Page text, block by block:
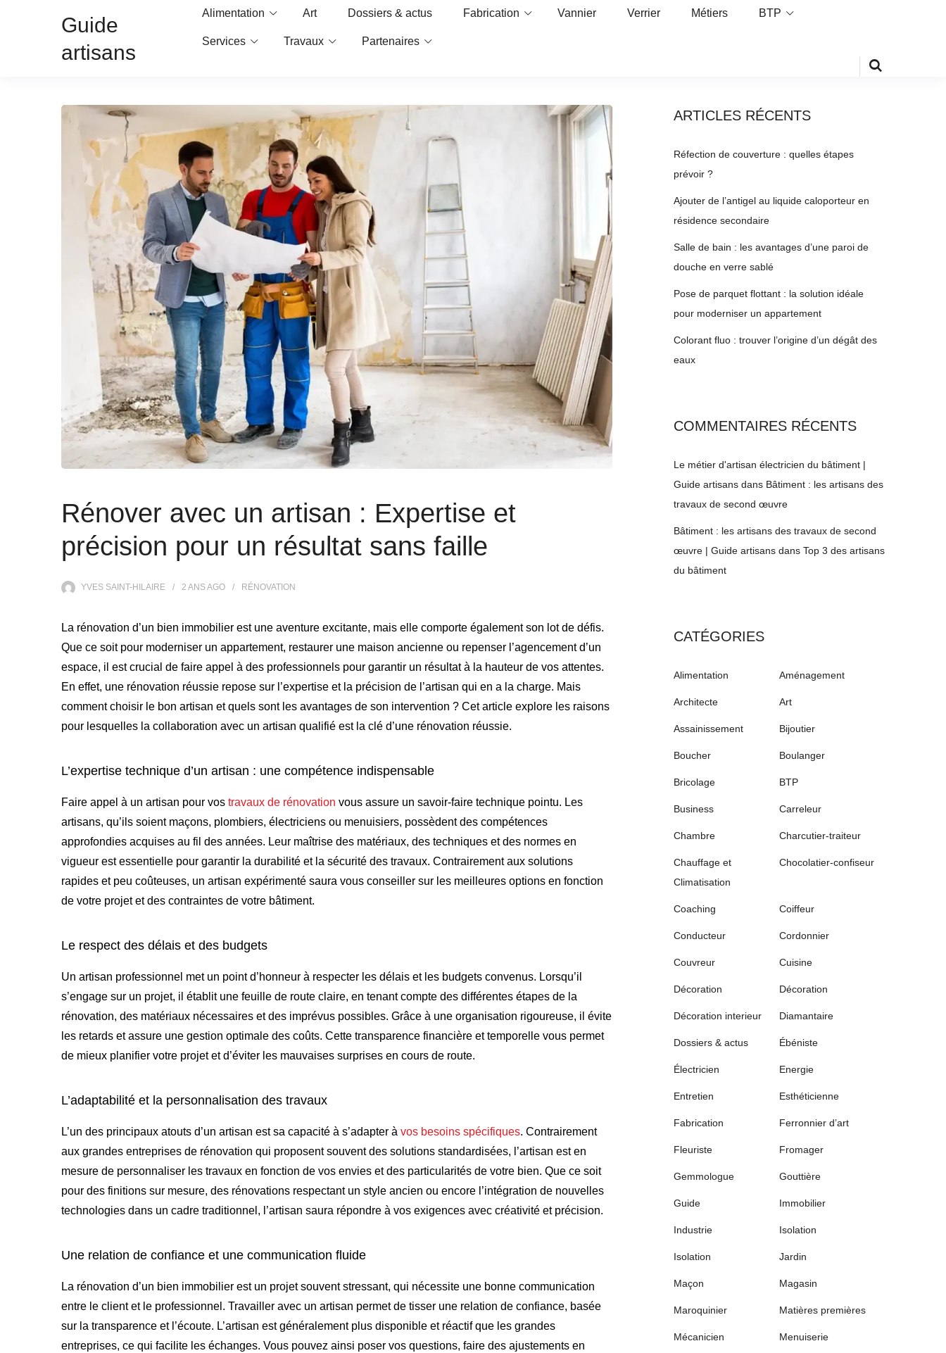
Guide
artisans
Alimentation Art Dossiers & actus Fabrication Vannier Verrier Métiers BTP
Services Travaux Partenaires
Rénover avec un artisan : Expertise et
précision pour un résultat sans faille
YVES SAINT-HILAIRE 2 ANSAGO RÉNOVATION
La rénovation d’un bien immobilier est une aventure excitante, mais elle comporte également son lot de défis.
Que ce soit pour moderniser un appartement, restaurer une maison ancienne ou repenser l’agencement d’un
espace, il est crucial de faire appel à des professionnels pour garantir un résultat à la hauteur de vos attentes.
En effet, une rénovation réussie repose sur l’expertise et la précision de l’artisan qui en a la charge. Mais
comment choisir le bon artisan et quels sont les avantages de son intervention ? Cet article explore les raisons
pour lesquelles la collaboration avec un artisan qualifié est la clé d’une rénovation réussie.
L’expertise technique d’un artisan : une compétence indispensable
Faire appel à un artisan pour vos travaux de rénovation vous assure un savoir-faire technique pointu. Les
artisans, qu’ils soient maçons, plombiers, électriciens ou menuisiers, possèdent des compétences
approfondies acquises au fil des années. Leur maîtrise des matériaux, des techniques et des normes en
vigueur est essentielle pour garantir la durabilité et la sécurité des travaux. Contrairement aux solutions
rapides et peu coûteuses, un artisan expérimenté saura vous conseiller sur les meilleures options en fonction
de votre projet et des contraintes de votre bâtiment.
Le respect des délais et des budgets
Un artisan professionnel met un point d’honneur à respecter les délais et les budgets convenus. Lorsqu’il
s’engage sur un projet, il établit une feuille de route claire, en tenant compte des différentes étapes de la
rénovation, des matériaux nécessaires et des imprévus possibles. Grâce à une organisation rigoureuse, il évite
les retards et assure une gestion optimale des coûts. Cette transparence financière et temporelle vous permet
de mieux planifier votre projet et d’éviter les mauvaises surprises en cours de route.
L’adaptabilité et la personnalisation des travaux
L’un des principaux atouts d’un artisan est sa capacité à s’adapter à vos besoins spécifiques. Contrairement
aux grandes entreprises de rénovation qui proposent souvent des solutions standardisées, l’artisan est en
mesure de personnaliser les travaux en fonction de vos envies et des particularités de votre bien. Que ce soit
pour des finitions sur mesure, des rénovations respectant un style ancien ou encore l’intégration de nouvelles
technologies dans un cadre traditionnel, l’artisan saura répondre à vos exigences avec créativité et précision.
Une relation de confiance et une communication fluide
La rénovation d’un bien immobilier est un projet souvent stressant, qui nécessite une bonne communication
entre le client et le professionnel. Travailler avec un artisan permet de tisser une relation de confiance, basée
sur la transparence et l’écoute. L’artisan est généralement plus disponible et réactif que les grandes
entreprises, ce qui facilite les échanges. Vous pouvez ainsi poser vos questions, faire des ajustements en
ARTICLES RÉCENTS
Réfection de couverture : quelles étapes
prévoir ?
Ajouter de l’antigel au liquide caloporteur en
résidence secondaire
Salle de bain : les avantages d’une paroi de
douche en verre sablé
Pose de parquet flottant : la solution idéale
pour moderniser un appartement
Colorant fluo : trouver l’origine d’un dégât des
eaux
COMMENTAIRES RÉCENTS
Le métier d'artisan électricien du bâtiment |
Guide artisans dans Bâtiment : les artisans des
travaux de second œuvre
Bâtiment : les artisans des travaux de second
œuvre | Guide artisans dans Top 3 des artisans
du bâtiment
CATÉGORIES
Alimentation Aménagement
Architecte Art
Assainissement Bijoutier
Boucher Boulanger
Bricolage BTP
Business Carreleur
Chambre Charcutier-traiteur
Chauffage et
Climatisation
Chocolatier-confiseur
Coaching Coiffeur
Conducteur Cordonnier
Couvreur Cuisine
Décoration Décoration
Décoration interieur Diamantaire
Dossiers & actus Ébéniste
Électricien Energie
Entretien Esthéticienne
Fabrication Ferronnier d’art
Fleuriste Fromager
Gemmologue Gouttière
Guide Immobilier
Industrie Isolation
Isolation Jardin
Maçon Magasin
Maroquinier Matières premières
Mécanicien Menuiserie